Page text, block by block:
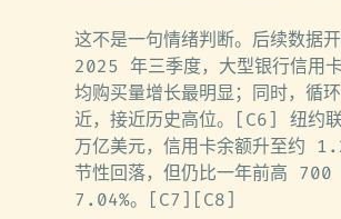
这不是一句情绪判断。后续数据
2025 年三季度，大型银行信用
均购买量增长最明显；同时，
近，接近历史高位。[C6] 纽约
万亿美元，信用卡余额升至约
节性回落，但仍比一年前高
7.04%。[C7][C8]